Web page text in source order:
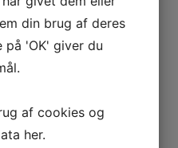
ikke ændres.
din brug af deres
på 'OK' giver du
af cookies og
her.